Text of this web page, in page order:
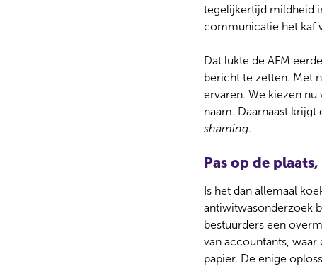
tegelijkertijd mildheid
communicatie het kaf
Dat lukte de AFM
bericht te zetten. Met
ervaren. We kiezen
naam. Daarnaast
shaming.
Pas op de
Is het dan allemaal
antiwitwasonderzoek
bestuurders een
van accountants,
papier. De enige